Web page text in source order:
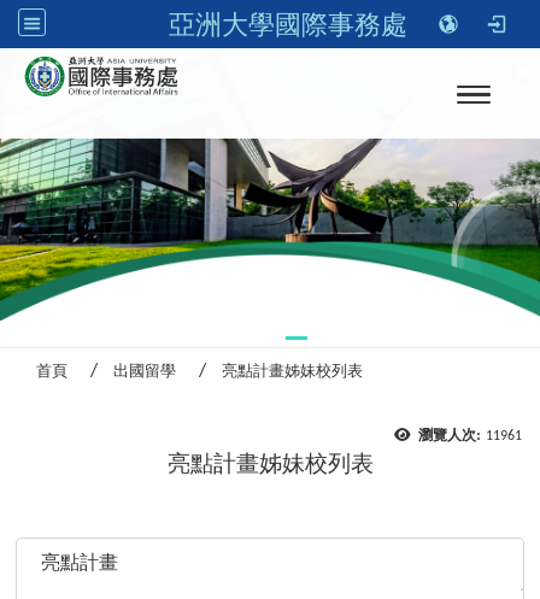
亞洲大學國際事務處
Toggle
首頁 出國留學 亮點計畫姊妹校列表
瀏覽人次: 11961
亮點計畫姊妹校列表
亮點計畫